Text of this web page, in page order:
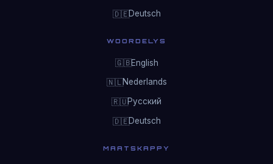
🇩🇪Deutsch
WOORDELYS
🇬🇧English
🇳🇱Nederlands
🇷🇺Русский
🇩🇪Deutsch
MAATSKAPPY